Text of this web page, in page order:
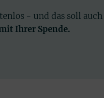
- und das soll
Ihrer Spende.